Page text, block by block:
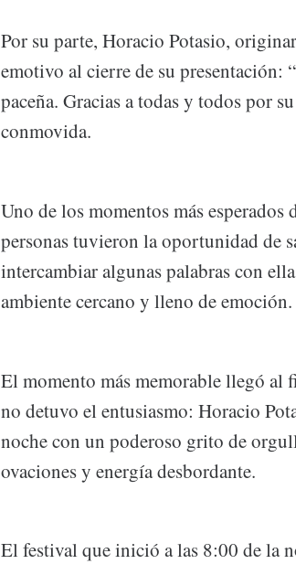
Por su parte, Horacio Potasio,
emotivo al cierre de su
paceña. Gracias a todas y todos por
conmovida.
Uno de los momentos más
personas tuvieron la oportunidad de
intercambiar algunas palabras con
ambiente cercano y lleno de emoción.
El momento más memorable llegó al
no detuvo el entusiasmo: Horacio
noche con un poderoso grito de
ovaciones y energía desbordante.
El festival que inició a las 8:00 de la